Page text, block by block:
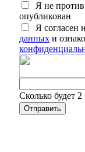
Я не
опубликован
Я согласен
данных и
Сколько будет 2